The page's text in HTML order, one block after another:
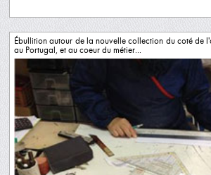
Ébullition autour de la nouvelle collection du coté de
au Portugal, et au coeur du métier...